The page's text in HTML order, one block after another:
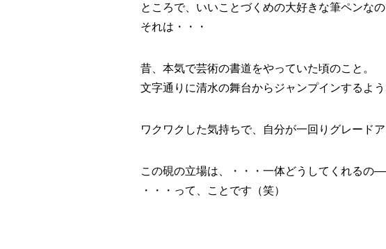
ところで、いいことづくめの大好きな筆ペンな
それは・・・
昔、本気で芸術の書道をやっていた頃のこと。
文字通りに清水の舞台からジャンプインするよ
ワクワクした気持ちで、自分が一回りグレード
この硯の立場は、・・・一体どうしてくれる
・・・って、ことです（笑）